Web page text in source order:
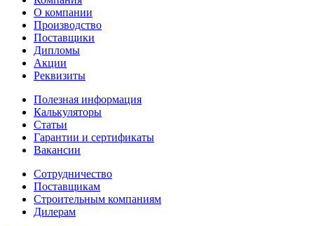
О компании
Производство
Поставщики
Дипломы
Акции
Реквизиты
Полезная информация
Калькуляторы
Статьи
Гарантии и сертификаты
Вакансии
Сотрудничество
Поставщикам
Строительным компаниям
Дилерам